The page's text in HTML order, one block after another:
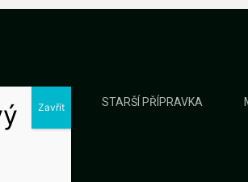
MLADŠÍ ŽÁCI STARŠÍ PŘÍPRAVKA